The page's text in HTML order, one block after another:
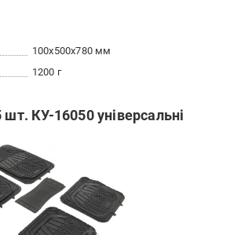
100x500x780 мм
1200 г
КУ-16050 універсальні